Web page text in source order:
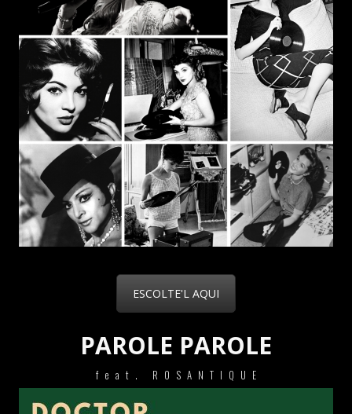
ESCOLTE'L AQUI
PAROLE PAROLE
feat. ROSANTIQUE